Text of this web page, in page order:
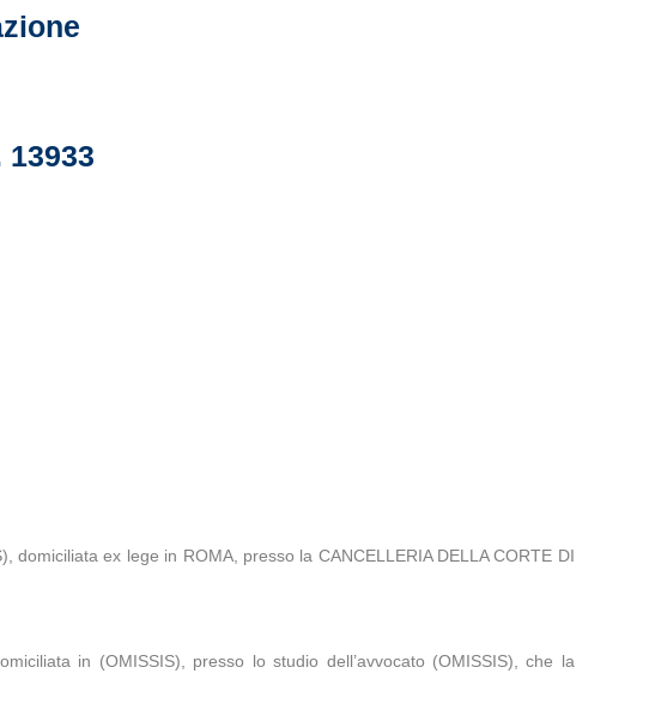
ex lege in ROMA, presso la CANCELLERIA DELLA CORTE DI
in (OMISSIS), presso lo studio dell’avvocato (OMISSIS), che la